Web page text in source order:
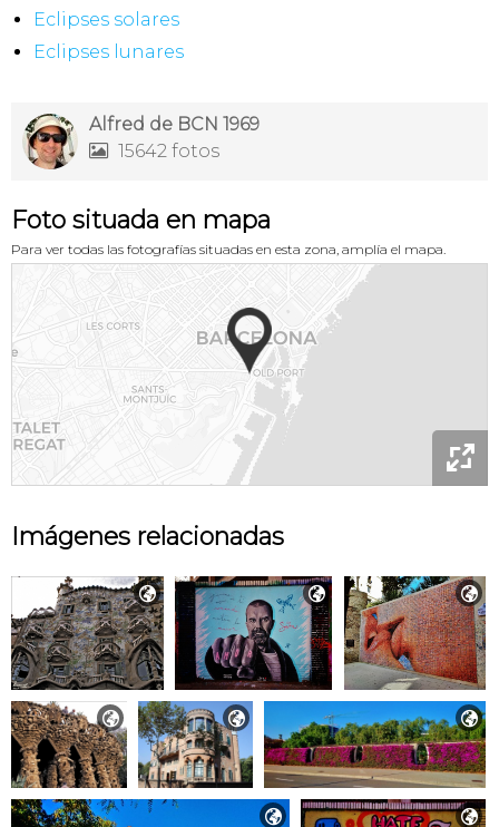
Eclipses solares
Eclipses lunares
Alfred de BCN 1969
 15642 fotos
Foto situada en mapa
Para ver todas las fotografías situadas en esta zona, amplía el mapa.

Imágenes relacionadas
  
  
 